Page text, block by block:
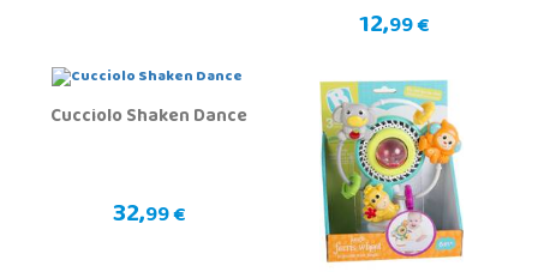
12,99 €
Cucciolo Shaken Dance
32,99 €